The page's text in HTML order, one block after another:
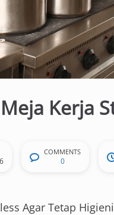
Kerja
COMMENTS
0
Agar Tetap